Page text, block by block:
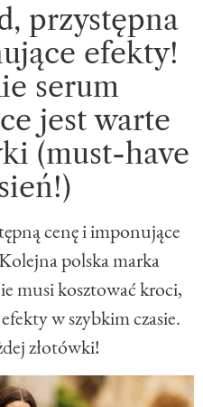
przystępna
efekty!
serum
jest warte
(must-have
cenę i imponujące
polska marka
musi kosztować kroci,
w szybkim czasie.
złotówki!